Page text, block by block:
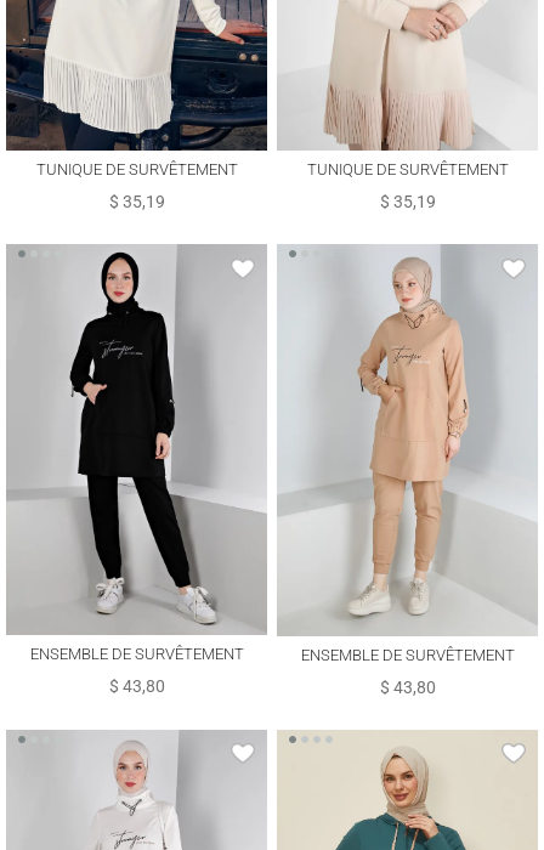
TUNIQUE DE SURVÊTEMENT
ALVINA T 44183
$ 35,19
TUNIQUE DE SURVÊTEMENT
ALVINA T 44183
$ 35,19
ENSEMBLE DE SURVÊTEMENT
ALVINA T 43365
$ 43,80
ENSEMBLE DE SURVÊTEMENT
ALVINA T 43365
$ 43,80